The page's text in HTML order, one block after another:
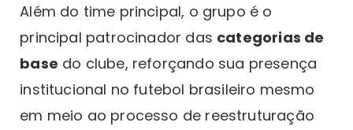
Além do time principal, o grupo é o
principal patrocinador das categorias de
base do clube, reforçando sua presença
institucional no futebol brasileiro mesmo
em meio ao processo de reestruturação